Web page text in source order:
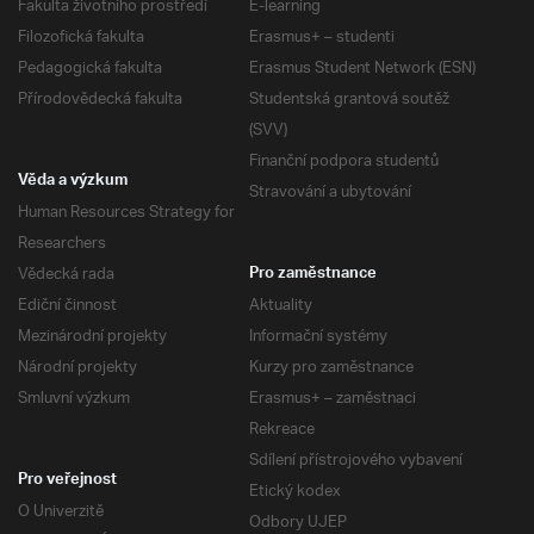
Filozofická fakulta
Pedagogická fakulta
Přírodovědecká fakulta
Erasmus+ – studenti
Erasmus Student Network (ESN)
Studentská grantová soutěž
(SVV)
Finanční podpora studentů
Stravování a ubytování
Věda a výzkum
Human Resources Strategy for
Researchers
Vědecká rada
Ediční činnost
Mezinárodní projekty
Národní projekty
Smluvní výzkum
Pro zaměstnance
Aktuality
Informační systémy
Kurzy pro zaměstnance
Erasmus+ – zaměstnaci
Rekreace
Sdílení přístrojového vybavení
Etický kodex
Odbory UJEP
Pro veřejnost
O Univerzitě